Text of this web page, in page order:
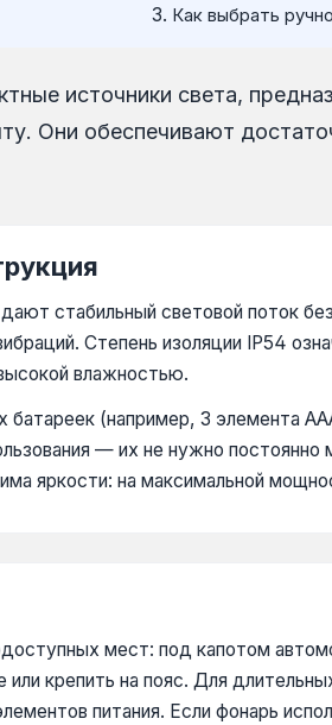
Как выбрать
источники света,
Они обеспечивают
стабильный световой поток без
Степень изоляции IP54
влажностью.
(например, 3 элемента
— их не нужно
яркости: на максимальной
мест: под капотом
крепить на пояс. Для
питания. Если фонарь